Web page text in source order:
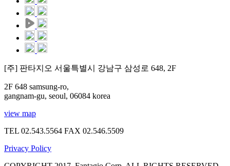
[주] 판타지오 서울특별시 강남구 삼성로 648, 2F
2F 648 samsung-ro,
gangnam-gu, seoul, 06084 korea
view map
TEL 02.543.5564 FAX 02.546.5509
Privacy Policy